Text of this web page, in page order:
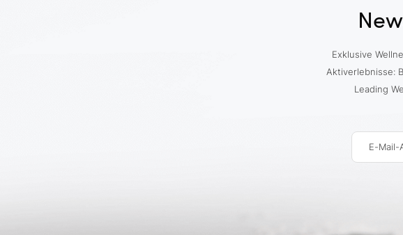
Exklusive
Aktiverlebnisse:
Leading
E-Mail-